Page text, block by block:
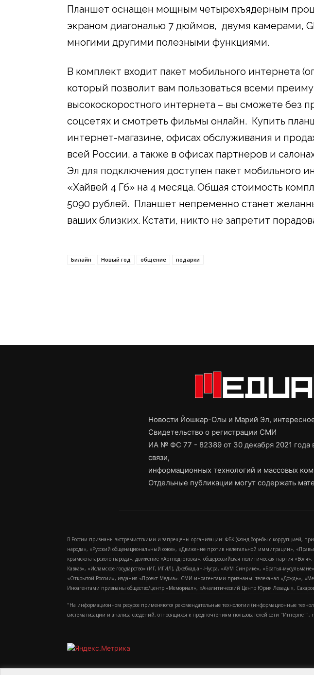
Планшет оснащен мощным четырехъядерным
экраном диагональю 7 дюймов, двумя камерами,
многими другими полезными функциями.
В комплект входит пакет мобильного интернета
который позволит вам пользоваться всеми
высокоскоростного интернета – вы сможете без
соцсетях и смотреть фильмы онлайн. Купить
интернет-магазине, офисах обслуживания и
всей России, а также в офисах партнеров и
Эл для подключения доступен пакет мобильного
«Хайвей 4 Гб» на 4 месяца. Общая стоимость
5090 рублей. Планшет непременно станет
ваших близких. Кстати, никто не запретит
Билайн Новый год общение подарки
Новости Йошкар-Олы и Марий Эл,
Свидетельство о регистрации СМИ
ИА № ФС 77 - 82389 от 30 декабря 2021 года
связи,
информационных технологий и массовых
Отдельные публикации могут содержать
В России признаны экстремистскими и запрещены организации: ФБК (Фонд борьбы с коррупцией,
народа», «Русский общенациональный союз», «Движение против нелегальной иммиграции»,
крымскотатарского народа», движение «Артподготовка», общероссийская политическая партия
Кавказ», «Исламское государство» (ИГ, ИГИЛ), Джебхад-ан-Нусра, «АУМ Синрике», «Братья-
«Открытой России», издания «Проект Медиа». СМИ-иноагентами признаны: телеканал «Дождь»,
Иноагентами признаны общество/центр «Мемориал», «Аналитический Центр Юрия Левады»,
"На информационном ресурсе применяются рекомендательные технологии (информационные
систематизации и анализа сведений, относящихся к предпочтениям пользователей сети